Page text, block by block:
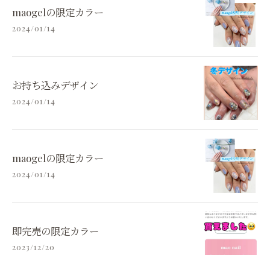
maogelの限定カラー
2024/01/14
お持ち込みデザイン
2024/01/14
maogelの限定カラー
2024/01/14
即完売の限定カラー
2023/12/20